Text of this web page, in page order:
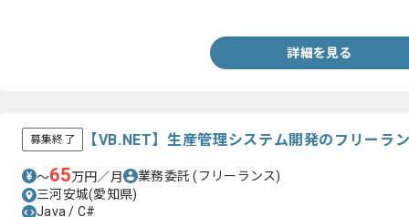
詳細を見る
募集終了 【VB.NET】生産管理システム開発のフリーラ
〜65万円／月 業務委託(フリーランス)
三河安城(愛知県)
Java / C#